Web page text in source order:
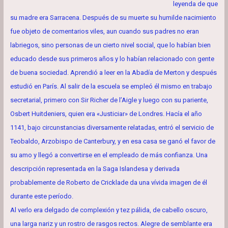
leyenda de que
su madre era Sarracena. Después de su muerte su humilde nacimiento
fue objeto de comentarios viles, aun cuando sus padres no eran
labriegos, sino personas de un cierto nivel social, que lo habían bien
educado desde sus primeros años y lo habían relacionado con gente
de buena sociedad. Aprendió a leer en la Abadía de Merton y después
estudió en París. Al salir de la escuela se empleó él mismo en trabajo
secretarial, primero con Sir Richer de l’Aigle y luego con su pariente,
Osbert Huitdeniers, quien era «Justiciar» de Londres. Hacía el año
1141, bajo circunstancias diversamente relatadas, entró el servicio de
Teobaldo, Arzobispo de Canterbury, y en esa casa se ganó el favor de
su amo y llegó a convertirse en el empleado de más confianza. Una
descripción representada en la Saga Islandesa y derivada
probablemente de Roberto de Cricklade da una vívida imagen de él
durante este período.
Al verlo era delgado de complexión y tez pálida, de cabello oscuro,
una larga nariz y un rostro de rasgos rectos. Alegre de semblante era